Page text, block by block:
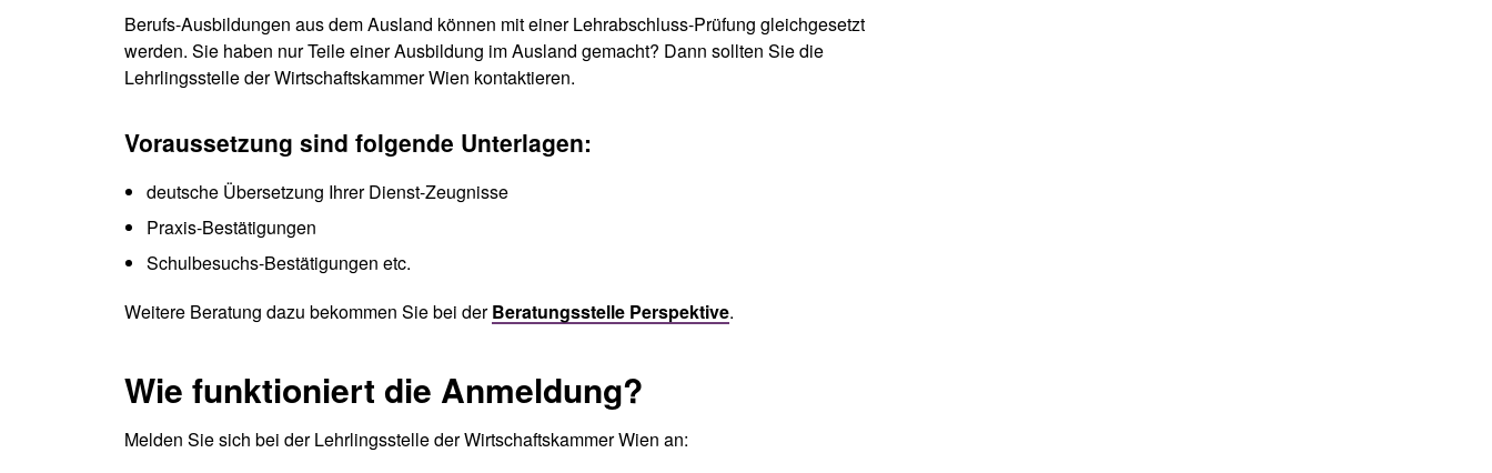
Berufs-Ausbildungen aus dem Ausland können mit einer Lehrabschluss-Prüfung gleichgesetzt
werden. Sie haben nur Teile einer Ausbildung im Ausland gemacht? Dann sollten Sie die
Lehrlingsstelle der Wirtschaftskammer Wien kontaktieren.
Voraussetzung sind folgende Unterlagen:
deutsche Übersetzung Ihrer Dienst-Zeugnisse
Praxis-Bestätigungen
Schulbesuchs-Bestätigungen etc.
Weitere Beratung dazu bekommen Sie bei derBeratungsstelle Perspektive.
Wie funktioniert die Anmeldung?
Melden Sie sich bei der Lehrlingsstelle der Wirtschaftskammer Wien an: